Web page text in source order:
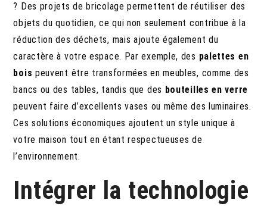
? Des projets de bricolage permettent de réutiliser des
objets du quotidien, ce qui non seulement contribue à la
réduction des déchets, mais ajoute également du
caractère à votre espace. Par exemple, des palettes en
bois peuvent être transformées en meubles, comme des
bancs ou des tables, tandis que des bouteilles en verre
peuvent faire d’excellents vases ou même des luminaires.
Ces solutions économiques ajoutent un style unique à
votre maison tout en étant respectueuses de
l’environnement.
Intégrer la technologie